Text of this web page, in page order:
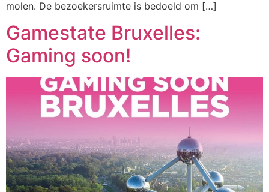
molen. De bezoekersruimte is bedoeld om […]
Gamestate Bruxelles:
Gaming soon!